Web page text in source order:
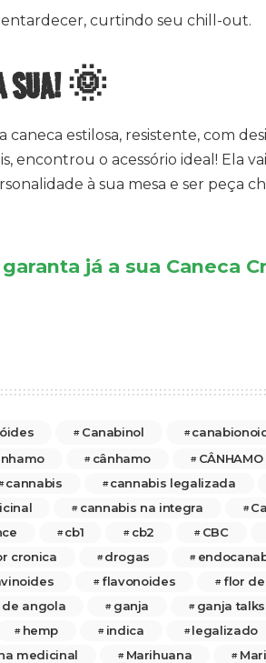
curtindo seu chill-out.
SUA! 🌞
caneca estilosa, resistente, com
encontrou o acessório ideal! Ela
à sua mesa e ser peça
já a sua Caneca
Canabinol
cânhamo
cannabis cannabis legalizada
cannabis na integra
cb1 cb2 CBC
cronica drogas
flavonoides
flor
angola ganja
ganja talks
hemp indica legalizado
medicinal Marihuana